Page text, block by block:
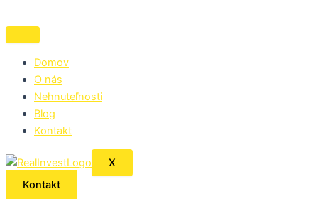
na
obsah
Domov
O nás
Nehnuteľnosti
Blog
Kontakt
X
Kontakt